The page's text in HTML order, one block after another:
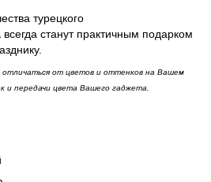
турецкого
всегда станут практичным подарком
от цветов и оттенков на Вашем
и передачи цвета Вашего гаджета.